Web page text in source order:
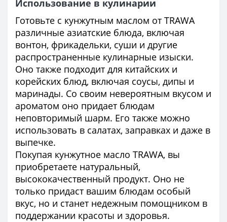
Использование в кулинарии
Готовьте с кунжутным маслом от TRAWA
различные азиатские блюда, включая
вонтон, фрикадельки, суши и другие
распространенные кулинарные изыски.
Оно также подходит для китайских и
корейских блюд, включая соусы, дипы и
маринады. Со своим невероятным вкусом и
ароматом оно придает блюдам
неповторимый шарм. Его также можно
использовать в салатах, заправках и даже в
выпечке.
Покупая кунжутное масло TRAWA, вы
приобретаете натуральный,
высококачественный продукт. Оно не
только придаст вашим блюдам особый
вкус, но и станет недежным помощником в
поддержании красоты и здоровья.